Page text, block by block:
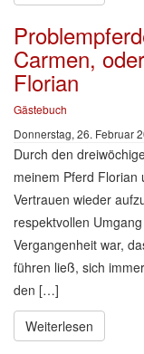
Carmen,
Florian
Gästebuch
Donnerstag, 26. Februar
Durch den
meinem Pferd
Vertrauen wieder
respektvollen
Vergangenheit war,
führen ließ, sich
den […]
Weiterlesen